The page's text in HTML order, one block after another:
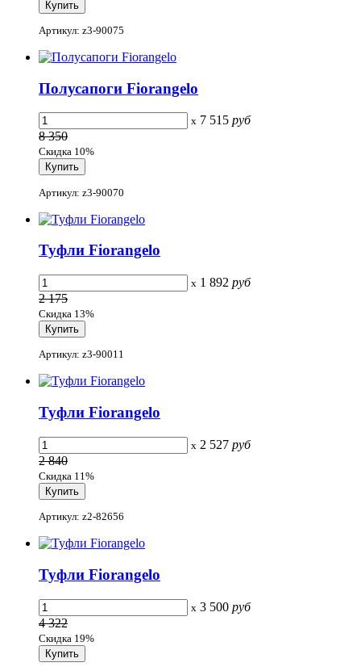
Артикул: z3-90075
Полусапоги Fiorangelo
x 7 515 руб
8 350
Скидка 10%
Артикул: z3-90070
Туфли Fiorangelo
x 1 892 руб
2 175
Скидка 13%
Артикул: z3-90011
Туфли Fiorangelo
x 2 527 руб
2 840
Скидка 11%
Артикул: z2-82656
Туфли Fiorangelo
x 3 500 руб
4 322
Скидка 19%